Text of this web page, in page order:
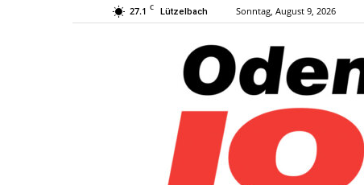
27.1 C Lützelbach Sonntag, August 9, 2026